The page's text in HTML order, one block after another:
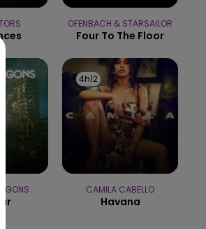
- 14h00
DE CAISSE
OFENBACH & STARSAILOR
Four To The Floor
4h12
4h12
CAMILA CABELLO
Havana